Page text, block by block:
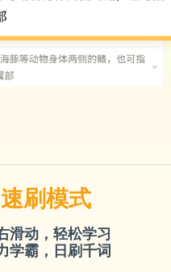
速刷模式
滑动，轻松学习
学霸，日刷千词